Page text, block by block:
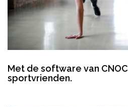
Met de software van
sportvrienden.